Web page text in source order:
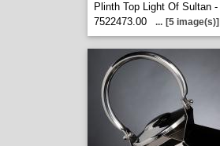
Plinth Top Light Of Sultan -
7522473.00
... [5 image(s)]